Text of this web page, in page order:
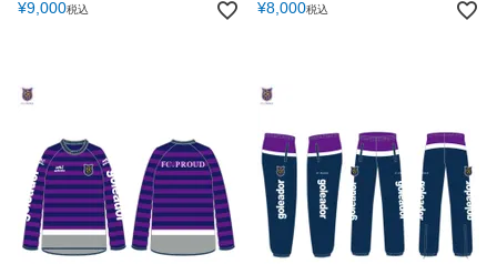
¥9,000税込
¥8,000税込